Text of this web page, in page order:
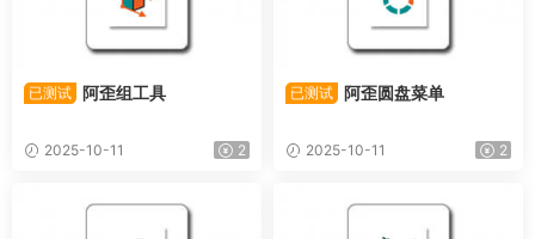
已测试 阿歪组工具
2025-10-11 2
已测试 阿歪圆盘菜单
2025-10-11 2